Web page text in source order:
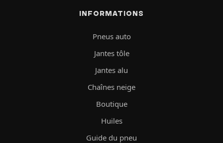
INFORMATIONS
Pneus auto
Jantes tôle
Jantes alu
Chaînes neige
Boutique
Huiles
Guide du pneu